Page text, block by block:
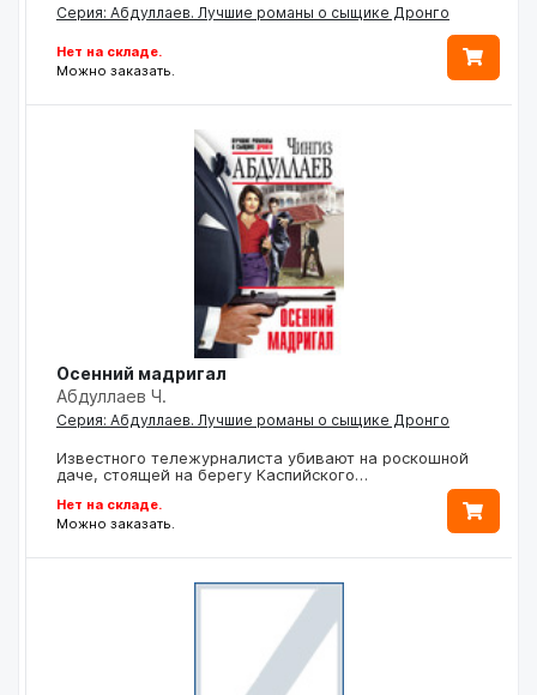
Серия: Абдуллаев. Лучшие романы о сыщике Дронго
Нет на складе.
Можно заказать.
Осенний мадригал
Абдуллаев Ч.
Серия: Абдуллаев. Лучшие романы о сыщике Дронго
Известного тележурналиста убивают на роскошной
даче, стоящей на берегу Каспийского…
Нет на складе.
Можно заказать.